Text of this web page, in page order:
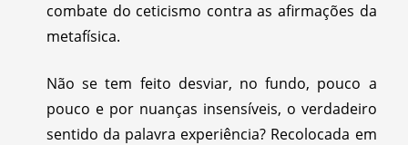
combate do ceticismo contra as afirmações da
metafísica.
Não se tem feito desviar, no fundo, pouco a
pouco e por nuanças insensíveis, o verdadeiro
sentido da palavra experiência? Recolocada em